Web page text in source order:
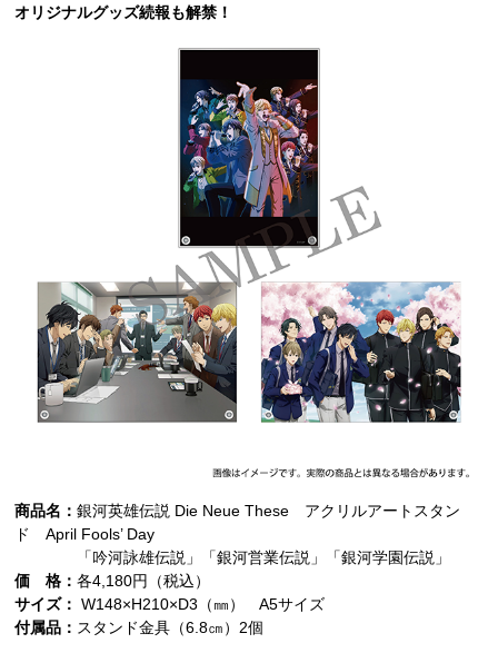
オリジナルグッズ続報も解禁！
商品名：銀河英雄伝説 Die Neue These アクリルアートスタン
ド April Fools’ Day
「吟河詠雄伝説」「銀河営業伝説」「銀河学園伝説」
価 格：各4,180円（税込）
サイズ： W148×H210×D3（㎜） A5サイズ
付属品： スタンド金具（6.8㎝）2個